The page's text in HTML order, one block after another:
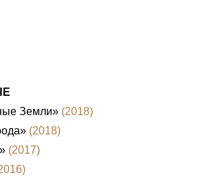
Земли» (2018)
(2018)
(2017)